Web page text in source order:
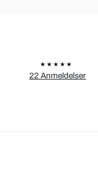
22 Anmeldelser